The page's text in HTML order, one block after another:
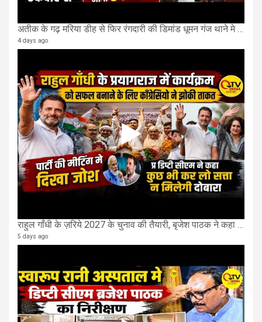
अतीक के गढ़ मरिया डीह से फिर रंगदारी की डिमांड धूमन गंज थाने मे 4 के खिलाफ मुकदमा दर्ज
4 days ago
राहुल गाँधी के ज़रिये 2027 के चुनाव की तैयारी, बृजेश पाठक ने कहा चुक चुकी हैं कांग्रेस
5 days ago